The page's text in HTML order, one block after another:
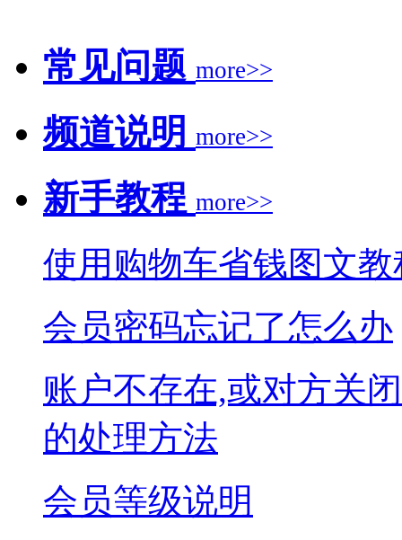
常见问题 more>>
频道说明 more>>
新手教程 more>>
使用购物车省钱图文教
会员密码忘记了怎么办
账户不存在,或对方关
的处理方法
会员等级说明